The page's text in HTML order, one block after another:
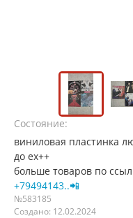
Состояние:
виниловая пластинка
до ех++
больше товаров по
+79494143..📲
№583185
Создано: 12.02.2024